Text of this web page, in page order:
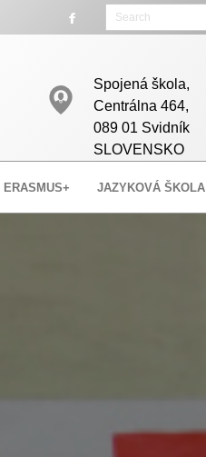
Spojená škola,
Centrálna 464,
089 01 Svidník
SLOVENSKO
ERASMUS+ JAZYKOVÁ ŠKOLA